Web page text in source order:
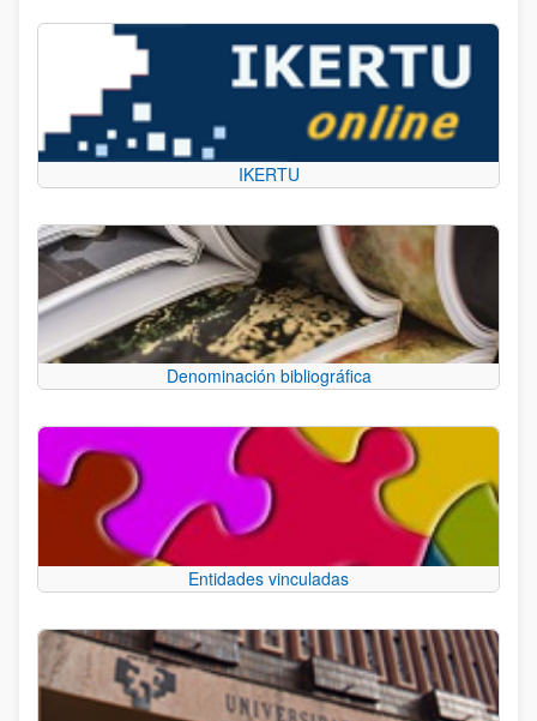
IKERTU
Denominación bibliográfica
Entidades vinculadas